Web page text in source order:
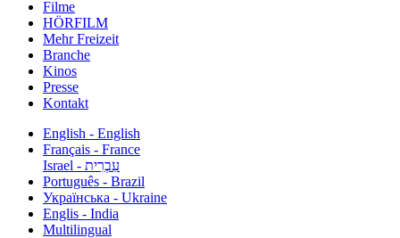
Filme
HÖRFILM
Mehr Freizeit
Branche
Kinos
Presse
Kontakt
English - English
Français - France
עִבְרִית - Israel
Português - Brazil
Українська - Ukraine
Englis - India
Multilingual